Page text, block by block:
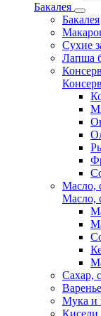
Бакалея
Бакалея
Сухие
Лапша
Масло,
Масло,
Сахар,
Мука и
Кисели